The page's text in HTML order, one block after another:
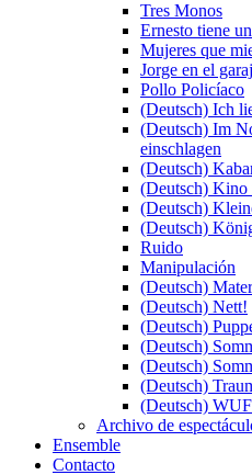
Tres Monos
Ernesto tiene
Mujeres que
Jorge en el
Pollo Policíaco
(Deutsch) Ich
(Deutsch) Im
einschlagen
(Deutsch)
(Deutsch)
(Deutsch)
(Deutsch)
Ruido
Manipulación
(Deutsch)
(Deutsch) Nett!
(Deutsch)
(Deutsch)
(Deutsch)
(Deutsch)
(Deutsch)
Archivo de
Ensemble
Contacto